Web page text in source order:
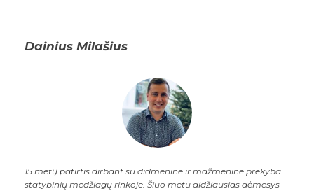
Dainius Milašius
15 metų patirtis dirbant su didmenine ir mažmenine prekyba
statybinių medžiagų rinkoje. Šiuo metu didžiausias dėmesys